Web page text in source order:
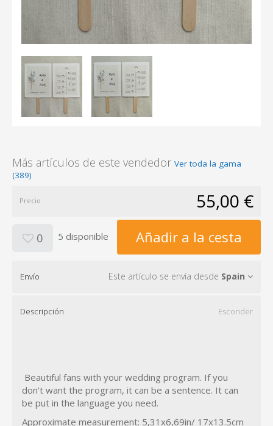
Más artículos de este vendedor Ver toda la gama
(389)
Precio 55,00 €
0 5 disponible Añadir a la cesta
Envío Este artículo se envía desde Spain
Descripción Esconder
Beautiful fans with your wedding program. If you
don't want the program, it can be a sentence. It can
be put in the language you need.
Approximate measurement: 5,31x6,69in/ 17x13.5cm